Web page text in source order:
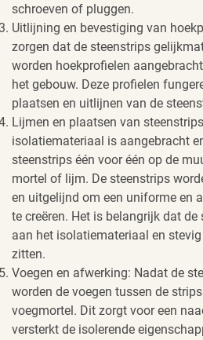
schroeven of pluggen.
Uitlijning en bevestiging van
zorgen dat de steenstrips
worden hoekprofielen
het gebouw. Deze profielen
plaatsen en uitlijnen van de
Lijmen en plaatsen van
isolatiemateriaal is aangebracht
steenstrips één voor één op de
mortel of lijm. De steenstrips
en uitgelijnd om een uniforme en
te creëren. Het is belangrijk dat
aan het isolatiemateriaal en
zitten.
Voegen en afwerking: Nadat de
worden de voegen tussen de
voegmortel. Dit zorgt voor een
versterkt de isolerende